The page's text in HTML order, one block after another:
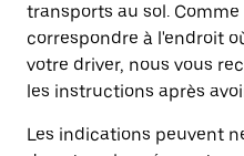
transports au sol.
correspondre à l'endroit
votre driver, nous vous
les instructions après
Les indications peuvent